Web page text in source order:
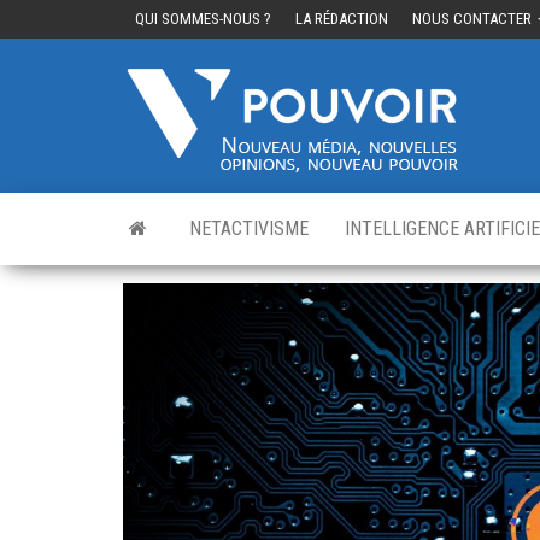
QUI SOMMES-NOUS ? LA RÉDACTION NOUS CONTACTER
nouveau
NETACTIVISME INTELLIGENCE